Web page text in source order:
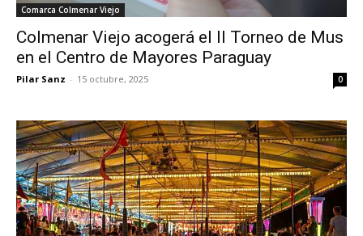
Comarca Colmenar Viejo
Colmenar Viejo acogerá el II Torneo de Mus
en el Centro de Mayores Paraguay
Pilar Sanz - 15 octubre, 2025 0